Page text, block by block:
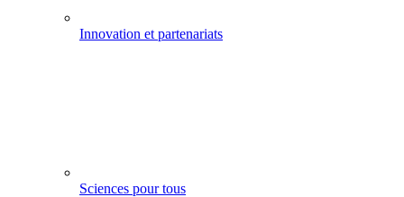
Innovation et partenariats
Sciences pour tous